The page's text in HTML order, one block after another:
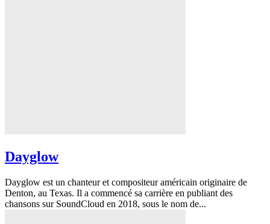
Dayglow
Dayglow est un chanteur et compositeur américain originaire de
Denton, au Texas. Il a commencé sa carrière en publiant des
chansons sur SoundCloud en 2018, sous le nom de...